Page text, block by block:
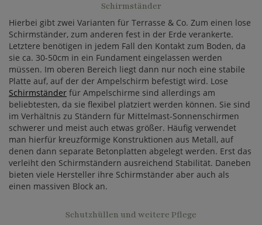
Schirmständer
Hierbei gibt zwei Varianten für Terrasse & Co. Zum einen lose
Schirmständer, zum anderen fest in der Erde verankerte.
Letztere benötigen in jedem Fall den Kontakt zum Boden, da
sie ca. 30-50cm in ein Fundament eingelassen werden
müssen. Im oberen Bereich liegt dann nur noch eine stabile
Platte auf, auf der der Ampelschirm befestigt wird. Lose
Schirmständer für Ampelschirme sind allerdings am
beliebtesten, da sie flexibel platziert werden können. Sie sind
im Verhältnis zu Ständern für Mittelmast-Sonnenschirmen
schwerer und meist auch etwas größer. Häufig verwendet
man hierfür kreuzförmige Konstruktionen aus Metall, auf
denen dann separate Betonplatten abgelegt werden. Erst das
verleiht den Schirmständern ausreichend Stabilität. Daneben
bieten viele Hersteller ihre Schirmständer aber auch als
einen massiven Block an.
Schutzhüllen und weitere Pflege